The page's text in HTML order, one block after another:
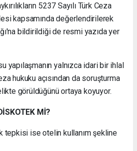
5237 Sayılı Türk Ceza
kapsamında değerlendirilerek
bildirildiği de resmi yazıda yer
yapılaşmanın yalnızca idari bir ihlal
hukuku açısından da soruşturma
görüldüğünü ortaya koyuyor.
Mİ?
tepkisi ise otelin kullanım şekline